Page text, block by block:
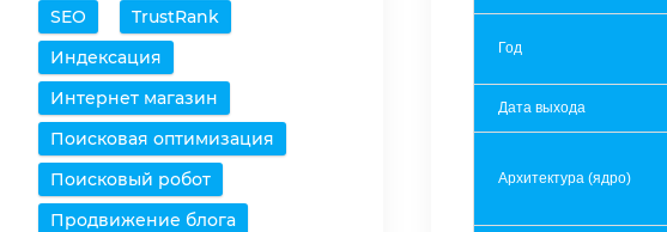
SEO
TrustRank
Индексация
Интернет магазин
Поисковая оптимизация
Поисковый робот
Продвижение блога
Год
Дата выхода
Архитектура (ядро)